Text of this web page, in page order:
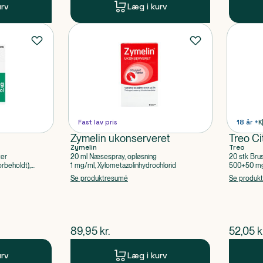
Læg i kurv
Fast lav pris
Zymelin ukonserveret
Zymelin
20 ml Næsespray, opløsning
1 mg/ml, Xylometazolinhydrochlorid
Se produktresumé
$nuværende pris
89,95 kr.
Læg i kurv
18 år +
Treo
Treo
20 stk
500+50
Se
$
52,05